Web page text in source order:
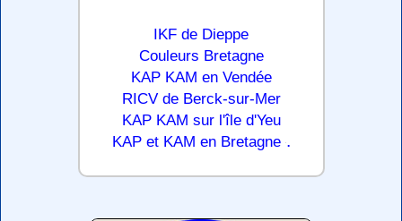
IKF de Dieppe
Couleurs Bretagne
KAP KAM en Vendée
RICV de Berck-sur-Mer
KAP KAM sur l'île d'Yeu
KAP et KAM en Bretagne .